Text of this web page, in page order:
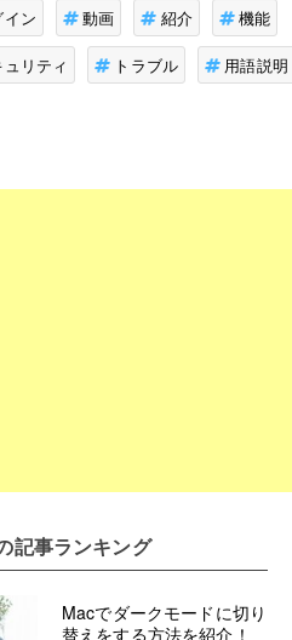
イン 動画 紹介 機能
リティ トラブル 用語説明
記事ランキング
Macでダークモードに切り
替えをする方法を紹介！